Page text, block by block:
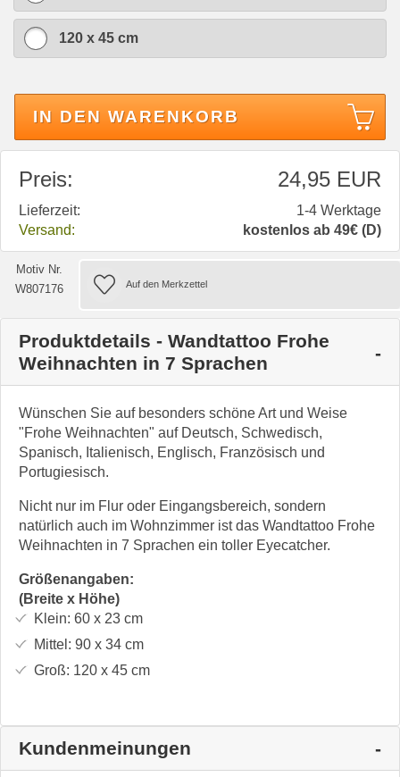
120 x 45 cm
IN DEN WARENKORB
Preis: 24,95 EUR
Lieferzeit:
1-4 Werktage
Versand:
kostenlos ab 49€ (D)
Motiv Nr.
W807176
Produktdetails - Wandtattoo Frohe
Weihnachten in 7 Sprachen
Wünschen Sie auf besonders schöne Art und Weise
"Frohe Weihnachten" auf Deutsch, Schwedisch,
Spanisch, Italienisch, Englisch, Französisch und
Portugiesisch.
Nicht nur im Flur oder Eingangsbereich, sondern
natürlich auch im Wohnzimmer ist das Wandtattoo Frohe
Weihnachten in 7 Sprachen ein toller Eyecatcher.
Größenangaben:
(Breite x Höhe)
Klein: 60 x 23cm
Mittel: 90 x 34cm
Groß: 120 x 45cm
Kundenmeinungen